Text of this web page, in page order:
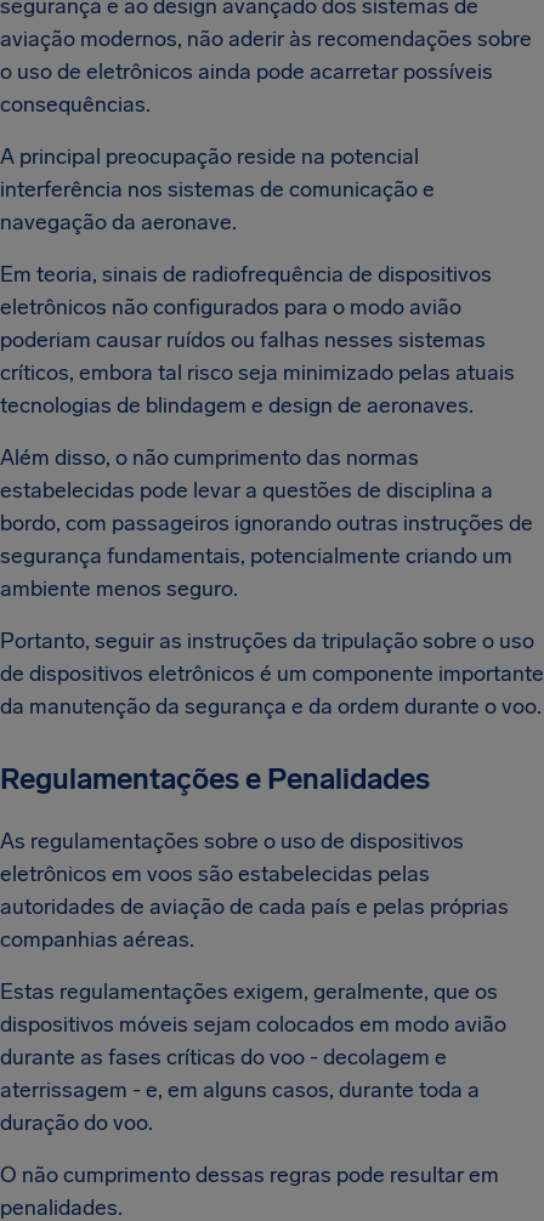
segurança e ao design avançado dos sistemas de
aviação modernos, não aderir às recomendações sobre
o uso de eletrônicos ainda pode acarretar possíveis
consequências.
A principal preocupação reside na potencial
interferência nos sistemas de comunicação e
navegação da aeronave.
Em teoria, sinais de radiofrequência de dispositivos
eletrônicos não configurados para o modo avião
poderiam causar ruídos ou falhas nesses sistemas
críticos, embora tal risco seja minimizado pelas atuais
tecnologias de blindagem e design de aeronaves.
Além disso, o não cumprimento das normas
estabelecidas pode levar a questões de disciplina a
bordo, com passageiros ignorando outras instruções de
segurança fundamentais, potencialmente criando um
ambiente menos seguro.
Portanto, seguir as instruções da tripulação sobre o uso
de dispositivos eletrônicos é um componente importante
da manutenção da segurança e da ordem durante o voo.
Regulamentações e Penalidades
As regulamentações sobre o uso de dispositivos
eletrônicos em voos são estabelecidas pelas
autoridades de aviação de cada país e pelas próprias
companhias aéreas.
Estas regulamentações exigem, geralmente, que os
dispositivos móveis sejam colocados em modo avião
durante as fases críticas do voo - decolagem e
aterrissagem - e, em alguns casos, durante toda a
duração do voo.
O não cumprimento dessas regras pode resultar em
penalidades.